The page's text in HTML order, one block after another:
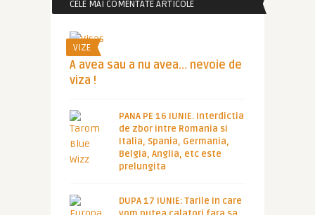
CELE MAI COMENTATE ARTICOLE
VIZE
A avea sau a nu avea… nevoie de
viza !
PANA PE 16 IUNIE. Interdictia
de zbor intre Romania si
Italia, Spania, Germania,
Belgia, Anglia, etc este
prelungita
DUPA 17 IUNIE: Tarile in care